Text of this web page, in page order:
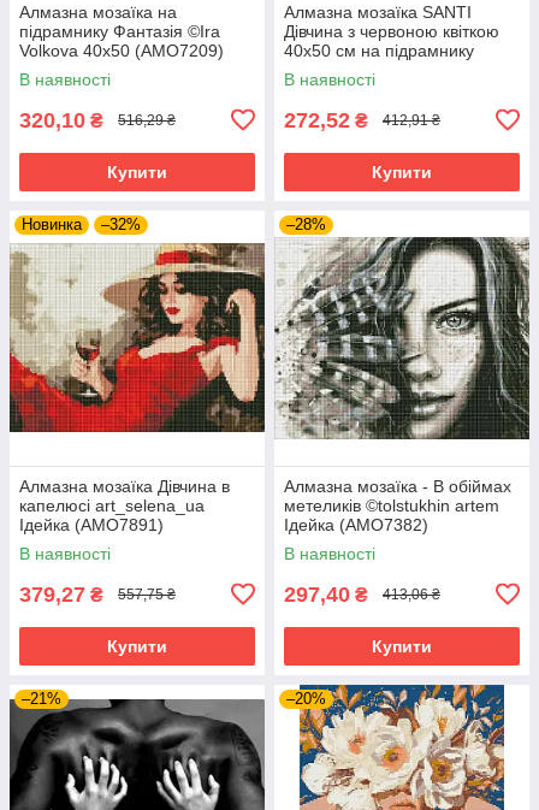
Алмазна мозаїка на
підрамнику Фантазія ©Ira
Volkova 40х50 (AMO7209)
В наявності
320,10 ₴ 516,29 ₴
Купити
Алмазна мозаїка SANTI
Дівчина з червоною квіткою
40х50 см на підрамнику
(956045)
В наявності
272,52 ₴ 412,91 ₴
Купити
Новинка –32%
Алмазна мозаїка Дівчина в
капелюсі art_selena_ua
Ідейка (AMO7891)
В наявності
379,27 ₴ 557,75 ₴
Купити
–28%
Алмазна мозаїка - В обіймах
метеликів ©tolstukhin artem
Ідейка (AMO7382)
В наявності
297,40 ₴ 413,06 ₴
Купити
–21% –20%